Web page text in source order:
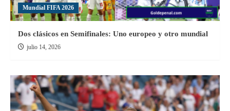
Mundial FIFA 2026
Dos clásicos en Semifinales: Uno europeo y otro mundial
julio 14, 2026